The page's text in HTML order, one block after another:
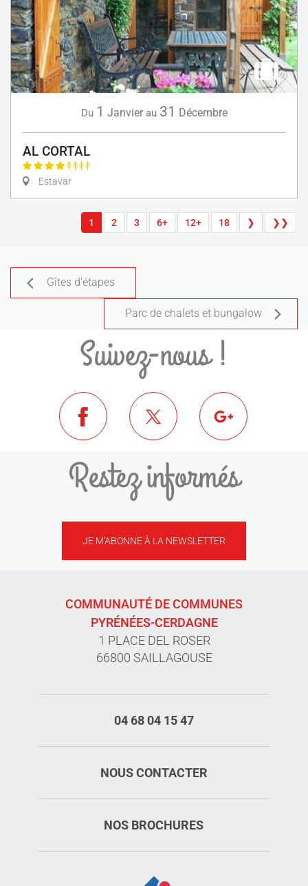
Du 1 Janvier au 31 Décembre
AL CORTAL
Estavar
1 2 3 6+ 12+ 18 ❯ ❯❯
Gîtes d'étapes
Parc de chalets et bungalow
Suivez-nous !
Restez informés
JE M'ABONNE À LA NEWSLETTER
COMMUNAUTÉ DE COMMUNES
PYRÉNÉES-CERDAGNE
1 PLACE DEL ROSER
66800 SAILLAGOUSE
04 68 04 15 47
NOUS CONTACTER
NOS BROCHURES